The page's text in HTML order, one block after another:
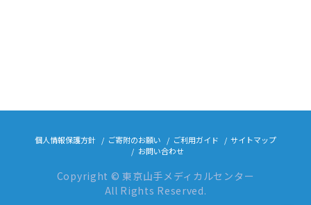
個人情報保護方針 ご寄附のお願い ご利用ガイド
サイトマップ
お問い合わせ
Copyright © 東京山手メディカルセンター
All Rights Reserved.